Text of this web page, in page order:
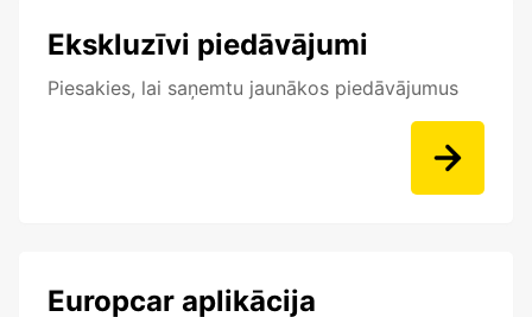
Ekskluzīvi piedāvājumi
Piesakies, lai saņemtu jaunākos piedāvājumus
Europcar aplikācija